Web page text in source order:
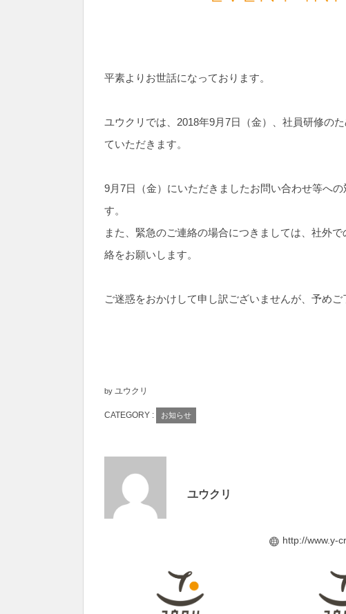
平素よりお世話になっております。
ユウクリでは、2018年9月7日（金）、社員研修の
ていただきます。
9月7日（金）にいただきましたお問い合わせ等へ
す。
また、緊急のご連絡の場合につきましては、社外
絡をお願いします。
ご迷惑をおかけして申し訳ございませんが、予め
by ユウクリ
CATEGORY : お知らせ
ユウクリ
http://www.y-